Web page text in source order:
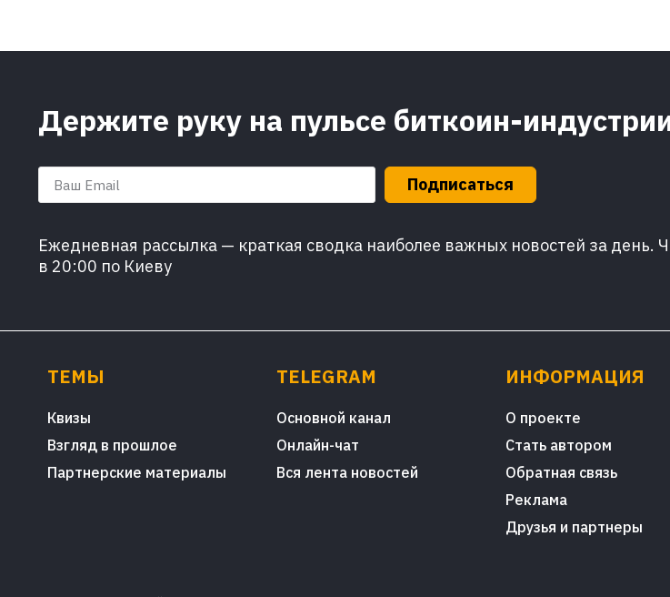
Держите руку на пульсе биткоин-
Подписаться
Ежедневная рассылка — краткая сводка наиболее важных новостей за
в 20:00 по Киеву
ТЕМЫ
Квизы
Взгляд в прошлое
Партнерские материалы
TELEGRAM
Основной канал
Онлайн-чат
Вся лента новостей
ИНФОРМАЦИЯ
О проекте
Стать автором
Обратная связь
Реклама
Друзья и партнеры